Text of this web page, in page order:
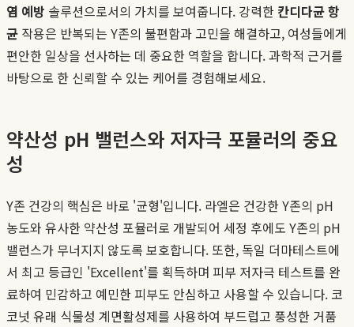
염 예방 솔루션으로서의 가치를 보여줍니다. 강력한 칸디다균 항
균 작용은 반복되는 Y존의 불편함과 고민을 해결하고, 여성들에게
편안한 일상을 선사하는 데 중요한 역할을 합니다. 과학적 근거를
바탕으로 한 신뢰할 수 있는 케어를 경험해보세요.
약산성 pH 밸런스와 저자극 포뮬러의 중요
성
Y존 건강의 핵심은 바로 '균형'입니다. 라엘은 건강한 Y존의 pH
농도와 유사한 약산성 포뮬러로 개발되어 세정 후에도 Y존의 pH
밸런스가 무너지지 않도록 보호합니다. 또한, 독일 더마테스트에
서 최고 등급인 'Excellent'를 획득하며 피부 저자극 테스트를 완
료하여 민감하고 예민한 피부도 안심하고 사용할 수 있습니다. 코
코넛 유래 식물성 계면활성제를 사용하여 부드럽고 풍성한 거품